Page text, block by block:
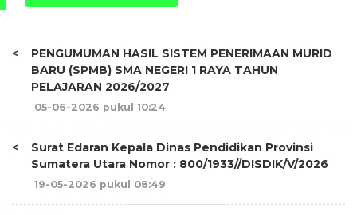
<
PENGUMUMAN HASIL SISTEM PENERIMAAN MURID
BARU (SPMB) SMA NEGERI 1 RAYA TAHUN
PELAJARAN 2026/2027
05-06-2026 pukul 10:24
<
Surat Edaran Kepala Dinas Pendidikan Provinsi
Sumatera Utara Nomor : 800/1933//DISDIK/V/2026
19-05-2026 pukul 08:49